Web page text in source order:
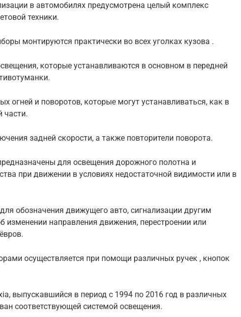
в автомобилях предусмотрена целый комплекс
техники.
монтируются практически во всех уголках кузова .
которые устанавливаются в основном в передней
огней и поворотов, которые могут устанавливаться, как в
части.
задней скорости, а также повторители поворота.
для освещения дорожного полотна и
при движении в условиях недостаточной видимости или в
обозначения движущего авто, сигнализации другим
изменении направления движения, перестроении или
осуществляется при помощи различных ручек , кнопок
выпускавшийся в период с 1994 по 2016 год в различных
соответствующей системой освещения.